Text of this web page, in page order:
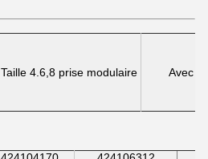
Taille 4.6,8 prise modulaire Avec